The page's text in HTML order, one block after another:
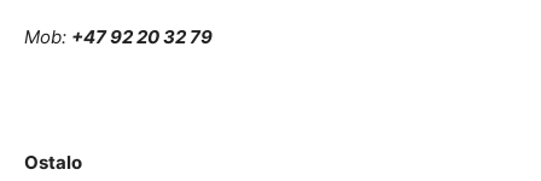
Mob: +47 92 20 32 79
Ostalo